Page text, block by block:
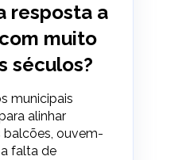
resposta a
muito
séculos?
municipais
alinhar
ouvem-
falta de